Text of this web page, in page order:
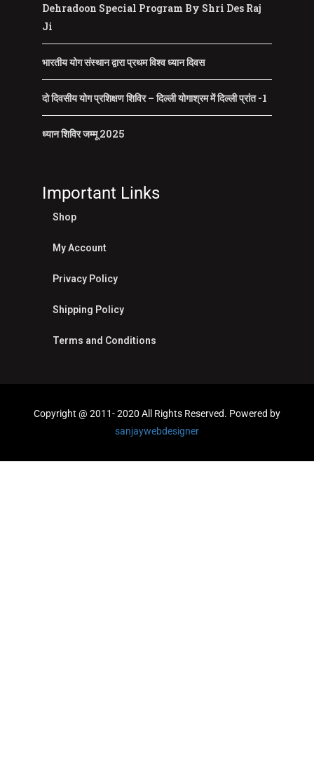
Dehradoon Special Program By Shri Des Raj
Ji
भारतीय योग संस्थान द्वारा प्रथम विश्व ध्यान दिवस
दो दिवसीय योग प्रशिक्षण शिविर – दिल्ली योगाश्रम में दिल्ली प्रांत -1
ध्यान शिविर जम्मू 2025
Important Links
Shop
My Account
Privacy Policy
Shipping Policy
Terms and Conditions
Copyright @ 2011- 2020 All Rights Reserved. Powered by
sanjaywebdesigner